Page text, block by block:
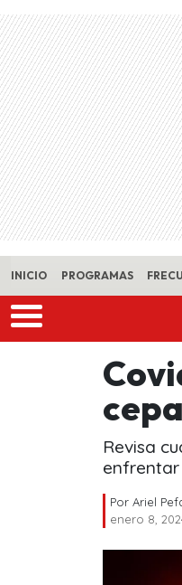
Skip to main content
INICIO PROGRAMAS
Revisa
enfrentar
Por Ariel
enero 8,